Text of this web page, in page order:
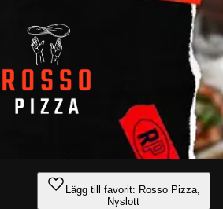
Lägg till favorit: Rosso Pizza,
Nyslott